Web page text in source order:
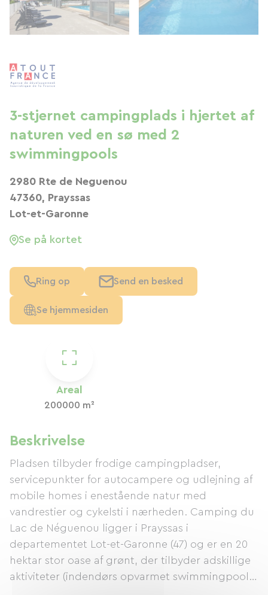
Areal
200000 m²
Beskrivelse
Pladsen tilbyder frodige campingpladser,
servicepunkter for autocampere og udlejning af
mobile homes i enestående natur med
vandrestier og cykelsti i nærheden. Camping du
Lac de Néguenou ligger i Prayssas i
departementet Lot-et-Garonne (47) og er en 20
hektar stor oase af grønt, der tilbyder adskillige
aktiviteter (indendørs opvarmet swimmingpool
3-stjernet campingplads i hjertet af
naturen ved en sø med 2
swimmingpools
2980 Rte de Neguenou
47360, Prayssas
Lot-et-Garonne
Se på kortet
Ring op Send en besked
Se hjemmesiden